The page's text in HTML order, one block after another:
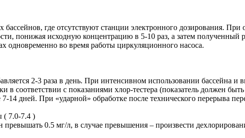
где отсутствуют станции электронного дозирования.
понижая исходную концентрацию в 5-10 раз, а затем полученный
одновременно во время работы циркуляционного насоса.
2-3 раза в день. При интенсивном использовании бассейна и
в соответствии с показаниями хлор-тестера (показатель должен
14 дней. При «ударной» обработке после технического перерыва
( 7.0-7.4 )
превышать 0.5 мг/л, в случае превышения – произвести